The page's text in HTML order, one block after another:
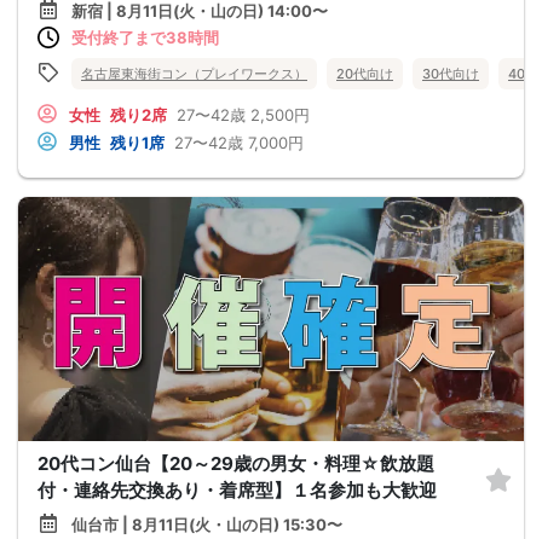
新宿 | 8月11日(火・山の日) 14:00〜
受付終了まで38時間
名古屋東海街コン（プレイワークス） 20代向け 30代向け 40代
女性 残り2席 27〜42歳 2,500円
男性 残り1席 27〜42歳 7,000円
20代コン仙台【20～29歳の男女・料理☆飲放題
付・連絡先交換あり・着席型】１名参加も大歓迎
仙台市 | 8月11日(火・山の日) 15:30〜